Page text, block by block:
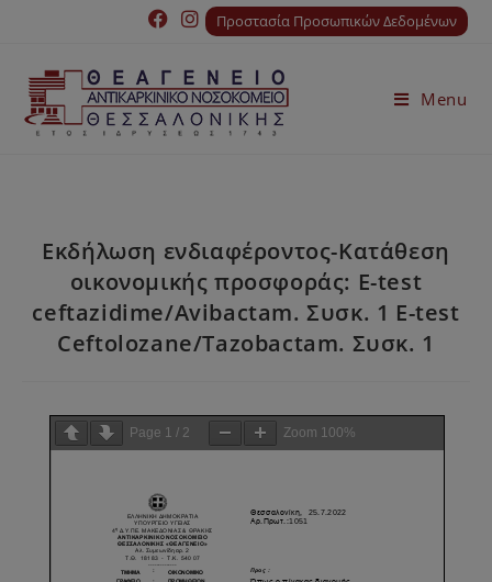
Προστασία Προσωπικών Δεδομένων
Menu
Εκδήλωση ενδιαφέροντος-Κατάθεση
οικονομικής προσφοράς: E-test
ceftazidime/Avibactam. Συσκ. 1 E-test
Ceftolozane/Tazobactam. Συσκ. 1
Page 1 / 2 Zoom 100%